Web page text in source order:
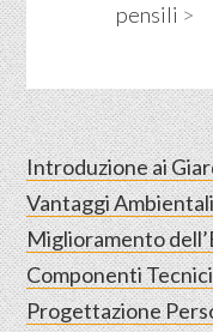
pensili >
Introduzione ai
Vantaggi
Miglioramento
Componenti
Progettazione